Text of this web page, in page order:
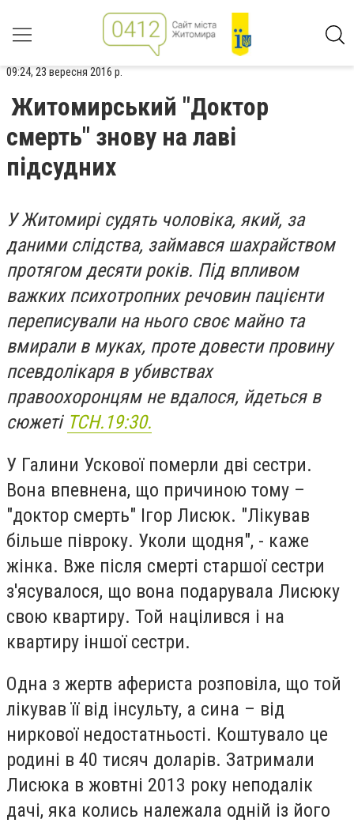
09:24, 23 вересня 2016 р.
Житомирський "Доктор
смерть" знову на лаві
підсудних
У Житомирі судять чоловіка, який, за
даними слідства, займався шахрайством
протягом десяти років. Під впливом
важких психотропних речовин пацієнти
переписували на нього своє майно та
вмирали в муках, проте довести провину
псевдолікаря в убивствах
правоохоронцям не вдалося, йдеться в
сюжеті ТСН.19:30.
У Галини Ускової померли дві сестри.
Вона впевнена, що причиною тому –
"доктор смерть" Ігор Лисюк. "Лікував
більше півроку. Уколи щодня", - каже
жінка. Вже після смерті старшої сестри
з'ясувалося, що вона подарувала Лисюку
свою квартиру. Той націлився і на
квартиру іншої сестри.
Одна з жертв афериста розповіла, що той
лікував її від інсульту, а сина – від
ниркової недостатньості. Коштувало це
родині в 40 тисяч доларів. Затримали
Лисюка в жовтні 2013 року неподалік
дачі, яка колись належала одній із його